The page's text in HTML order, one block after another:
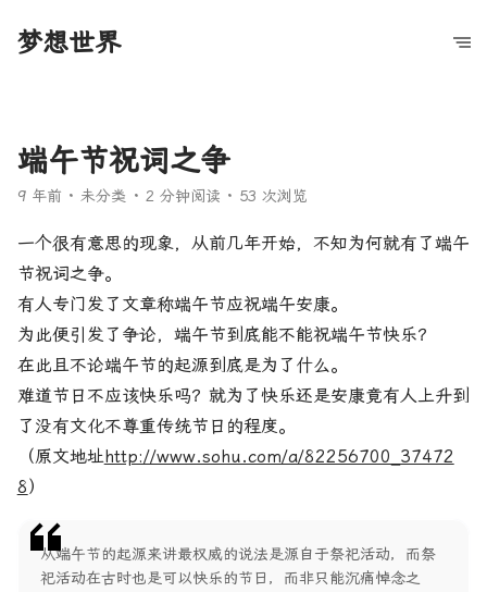
梦想世界
端午节祝词之争
9 年前 未分类 2 分钟阅读 53 次浏览
一个很有意思的现象，从前几年开始，不知为何就有了端午
节祝词之争。
有人专门发了文章称端午节应祝端午安康。
为此便引发了争论，端午节到底能不能祝端午节快乐？
在此且不论端午节的起源到底是为了什么。
难道节日不应该快乐吗？就为了快乐还是安康竟有人上升到
了没有文化不尊重传统节日的程度。
（原文地址http://www.sohu.com/a/82256700_37472
8）
从端午节的起源来讲最权威的说法是源自于祭祀活动，而祭
祀活动在古时也是可以快乐的节日，而非只能沉痛悼念之